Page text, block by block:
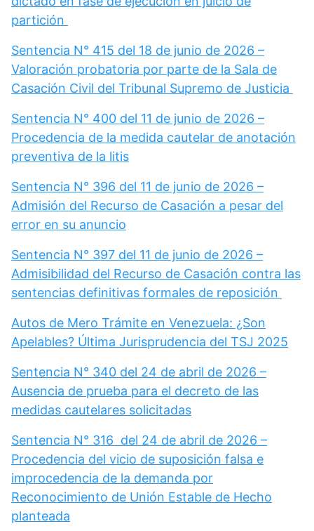
partición
Sentencia N° 415 del 18 de junio de 2026 –
Valoración probatoria por parte de la Sala de
Casación Civil del Tribunal Supremo de Justicia
Sentencia N° 400 del 11 de junio de 2026 –
Procedencia de la medida cautelar de anotación
preventiva de la litis
Sentencia N° 396 del 11 de junio de 2026 –
Admisión del Recurso de Casación a pesar del
error en su anuncio
Sentencia N° 397 del 11 de junio de 2026 –
Admisibilidad del Recurso de Casación contra las
sentencias definitivas formales de reposición
Autos de Mero Trámite en Venezuela: ¿Son
Apelables? Última Jurisprudencia del TSJ 2025
Sentencia N° 340 del 24 de abril de 2026 –
Ausencia de prueba para el decreto de las
medidas cautelares solicitadas
Sentencia N° 316 del 24 de abril de 2026 –
Procedencia del vicio de suposición falsa e
improcedencia de la demanda por
Reconocimiento de Unión Estable de Hecho
planteada